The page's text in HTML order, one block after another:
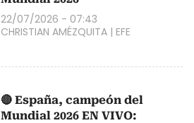
22/07/2026 - 07:43
CHRISTIAN AMÉZQUITA | EFE
🔴 España, campeón del
Mundial 2026 EN VIVO: